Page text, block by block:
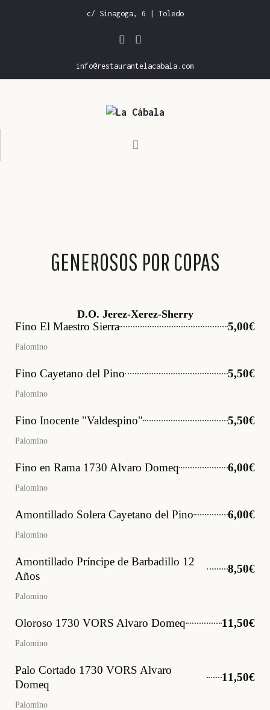
c/ Sinagoga, 6 | Toledo
info@restaurantelacabala.com
CONTACTO
GENEROSOS POR COPAS
D.O. Jerez-Xerez-Sherry
Fino El Maestro Sierra 5,00€
Palomino
Fino Cayetano del Pino 5,50€
Palomino
Fino Inocente "Valdespino" 5,50€
Palomino
Fino en Rama 1730 Alvaro Domeq 6,00€
Palomino
Amontillado Solera Cayetano del Pino 6,00€
Palomino
Amontillado Príncipe de Barbadillo 12
Años
8,50€
Palomino
Oloroso 1730 VORS Alvaro Domeq 11,50€
Palomino
Palo Cortado 1730 VORS Alvaro
Domeq
11,50€
Palomino